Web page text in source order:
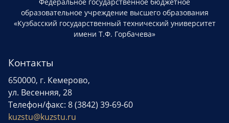
образовательное учреждение высшего образования
«Кузбасский государственный технический университет
имени Т.Ф. Горбачева»
Контакты
650000, г. Кемерово,
ул. Весенняя, 28
Телефон/факс: 8 (3842) 39-69-60
kuzstu@kuzstu.ru